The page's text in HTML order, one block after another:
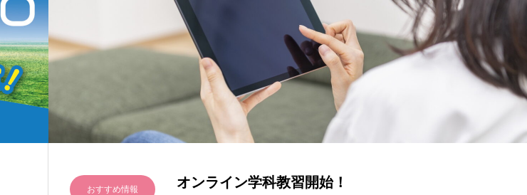
おすすめ情報 オンライン学科教習開始！